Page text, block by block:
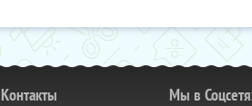
Контакты Мы в